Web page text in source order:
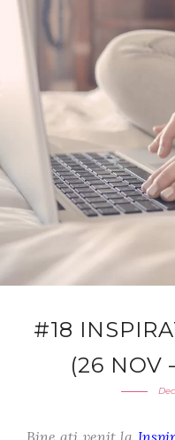
#18
(26 NOV
Bine ati venit la